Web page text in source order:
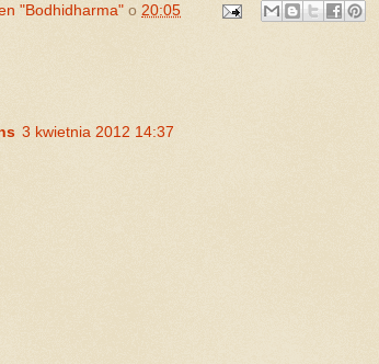
"Bodhidharma" o 20:05
3 kwietnia 2012 14:37